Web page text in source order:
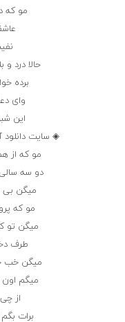
مو که
حالا درد و
برده
وای
این
◈ سایت
مو که از
دو سه
میگن بی
مو که
میگن تو
طرف
میگن خب
میگم
از
برات